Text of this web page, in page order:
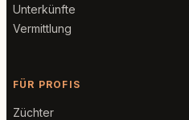
Unterkünfte
Vermittlung
FÜR PROFIS
Züchter